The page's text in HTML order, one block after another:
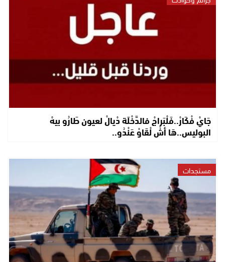
جَايْ فْكَارْ..فَلْبَراجْ فالدَّخْلَة دْيالْ لعيون طَارُو بيهْ
البوليس..هَا أشْ لْقَاوْ عَنْدُو..
مستجدات